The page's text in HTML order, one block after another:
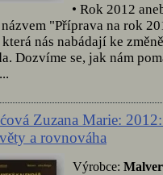
• Rok 2012
názvem "Příprava na rok
která nás nabádají ke
Dozvíme se, jak nám
Zuzana Marie:
a rovnováha
Výrobce: